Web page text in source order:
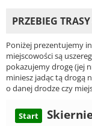
PRZEBIEG
Poniżej prezentujemy
miejscowości są
pokazujemy drogę (jej
miniesz jadąc tą drogą
o danej drodze czy
Start